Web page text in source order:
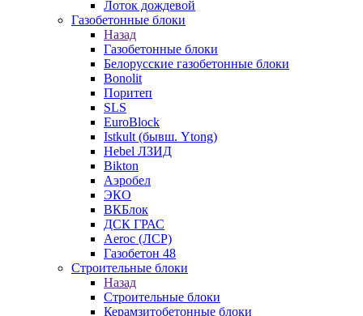
Лоток дождевой
Газобетонные блоки
Назад
Газобетонные блоки
Белорусские газобетонные блоки
Bonolit
Поритеп
SLS
EuroBlock
Istkult (бывш. Ytong)
Hebel ЛЗИД
Bikton
Аэробел
ЭКО
ВКБлок
ДСК ГРАС
Aeroc (ЛСР)
Газобетон 48
Строительные блоки
Назад
Строительные блоки
Керамзитобетонные блоки